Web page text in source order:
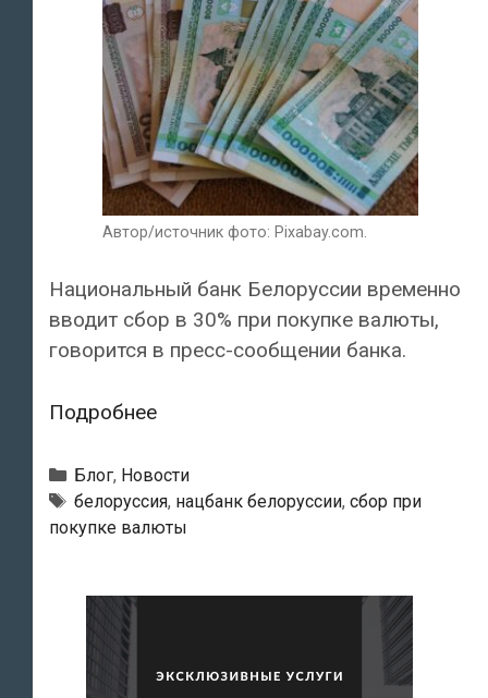
Автор/источник фото: Pixabay.com.
Национальный банк Белоруссии временно
вводит сбор в 30% при покупке валюты,
говорится в пресс-сообщении банка.
ПодробнееБелоруссия
30-
процентный
сбор
покупке
Рубрики
Блог, Новости
Тэги
белоруссия, нацбанк белоруссии, сбор при
покупке валюты